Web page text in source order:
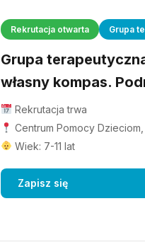
Rekrutacja otwarta Grupa
Grupa
własny kompas.
Rekrutacja trwa
Centrum Pomocy
Wiek: 7-11 lat
Zapisz się